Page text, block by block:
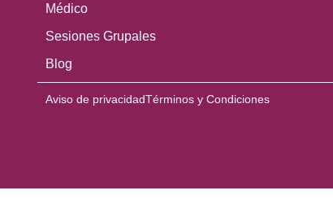
Médico
Sesiones Grupales
Blog
Aviso de privacidadTérminos y Condiciones